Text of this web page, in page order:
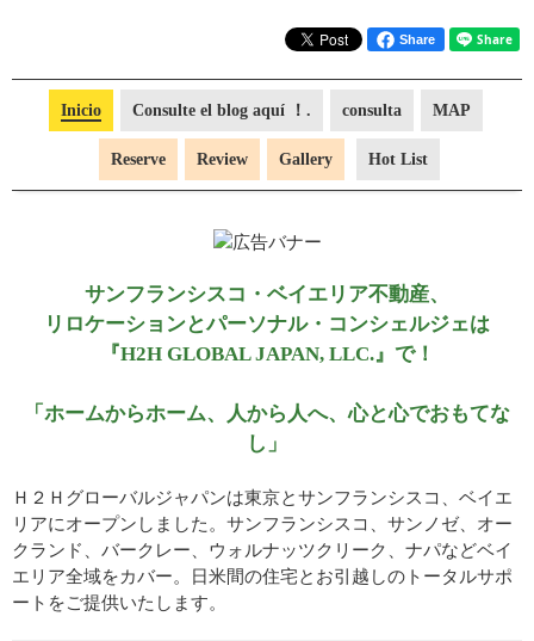
Share
Inicio Consulte el blog aquí ！. consulta MAP
Reserve Review Gallery Hot List
サンフランシスコ・ベイエリア不動産、
リロケーションとパーソナル・コンシェルジェは
『H2H GLOBAL JAPAN, LLC.』で！
「ホームからホーム、人から人へ、心と心でおもてな
し」
Ｈ２Ｈグローバルジャパンは東京とサンフランシスコ、ベイエ
リアにオープンしました。サンフランシスコ、サンノゼ、オー
クランド、バークレー、ウォルナッツクリーク、ナパなどベイ
エリア全域をカバー。日米間の住宅とお引越しのトータルサポ
ートをご提供いたします。